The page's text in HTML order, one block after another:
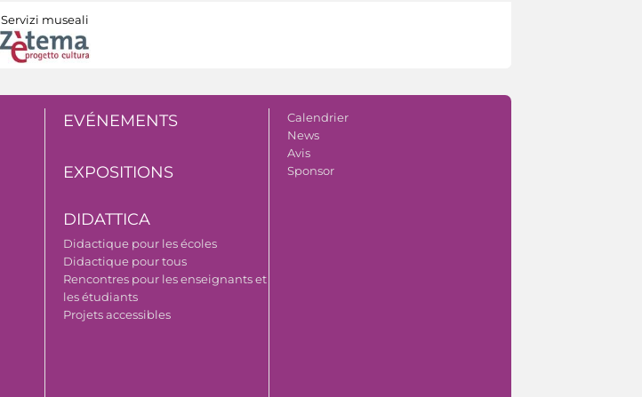
Servizi museali
EVÉNEMENTS
EXPOSITIONS
DIDATTICA
Didactique pour les écoles
Didactique pour tous
Rencontres pour les enseignants et
les étudiants
Projets accessibles
Calendrier
News
Avis
Sponsor